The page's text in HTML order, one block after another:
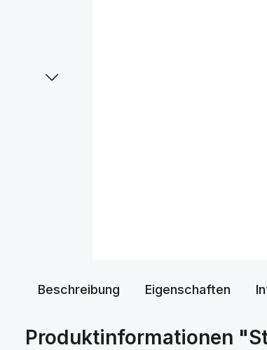
Beschreibung Eigenschaften
Produktinformationen